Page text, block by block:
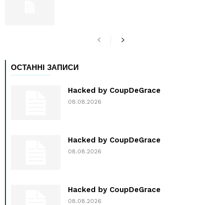
ОСТАННІ ЗАПИСИ
Hacked by CoupDeGrace
08.08.2026
Hacked by CoupDeGrace
08.08.2026
Hacked by CoupDeGrace
08.08.2026